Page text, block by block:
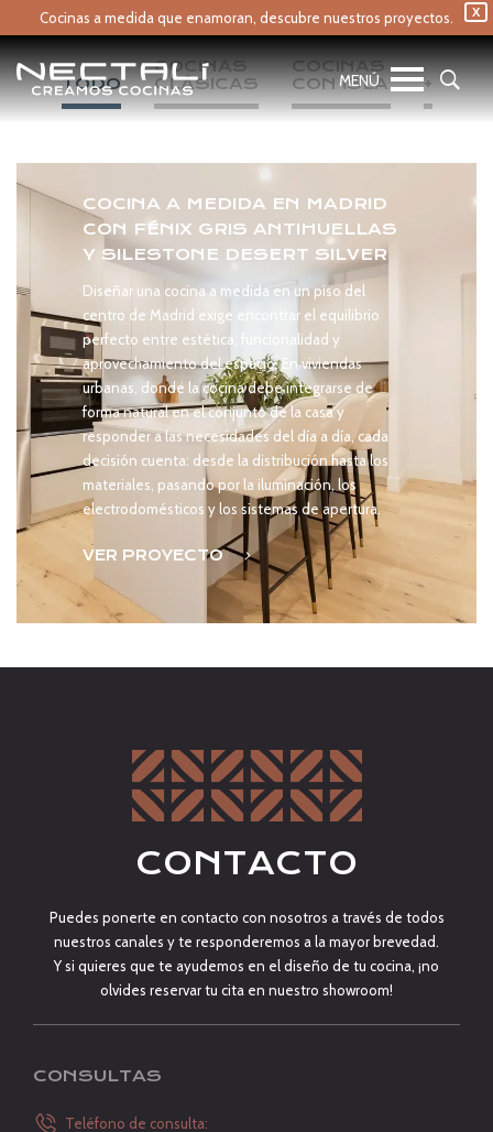
X
Cocinas a medida que enamoran, descubre nuestros proyectos.
TODO
COCINAS
CLÁSICAS
COCINAS
CON ISLA
+
COCINA A MEDIDA EN MADRID
CON FÉNIX GRIS ANTIHUELLAS
Y SILESTONE DESERT SILVER
Diseñar una cocina a medida en un piso del
centro de Madrid exige encontrar el equilibrio
perfecto entre estética, funcionalidad y
aprovechamiento del espacio. En viviendas
urbanas, donde la cocina debe integrarse de
forma natural en el conjunto de la casa y
responder a las necesidades del día a día, cada
decisión cuenta: desde la distribución hasta los
materiales, pasando por la iluminación, los
electrodomésticos y los sistemas de apertura.
VER PROYECTO
CONTACTO
Puedes ponerte en contacto con nosotros a través de todos
nuestros canales y te responderemos a la mayor brevedad.
Y si quieres que te ayudemos en el diseño de tu cocina, ¡no
olvides reservar tu cita en nuestro showroom!
CONSULTAS
Teléfono de consulta: